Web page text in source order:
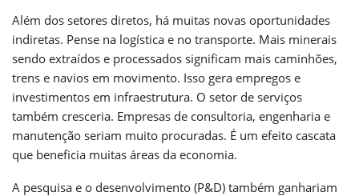
Além dos setores diretos, há muitas novas oportunidades
indiretas. Pense na logística e no transporte. Mais minerais
sendo extraídos e processados significam mais caminhões,
trens e navios em movimento. Isso gera empregos e
investimentos em infraestrutura. O setor de serviços
também cresceria. Empresas de consultoria, engenharia e
manutenção seriam muito procuradas. É um efeito cascata
que beneficia muitas áreas da economia.
A pesquisa e o desenvolvimento (P&D) também ganhariam